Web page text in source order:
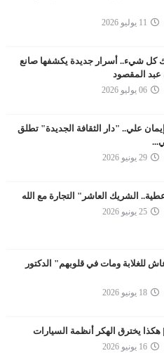
11 يوليو 2026
شيء.. أسرار جديدة يكشفها صانع
عبد المقصود
06 يوليو 2026
علي.. "دار الثقافة الجديدة" تطلق
29 يونيو 2026
الشريك العاشر" التجارة مع الله
25 يونيو 2026
للغلابة ومات في قلوبهم" الدكتور
18 يونيو 2026
| هكذا يخترق الهكر أنظمة السيارات
16 يونيو 2026